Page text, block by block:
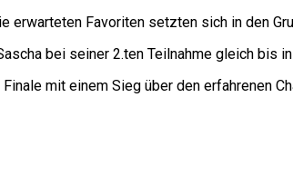
erwarteten Favoriten setzten sich in den
bei seiner 2.ten Teilnahme gleich bis
mit einem Sieg über den erfahrenen